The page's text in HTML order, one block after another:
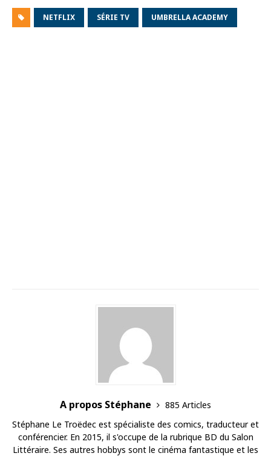
NETFLIX SÉRIE TV UMBRELLA ACADEMY
A propos Stéphane
885 Articles
Stéphane Le Troëdec est spécialiste des comics, traducteur et
conférencier. En 2015, il s'occupe de la rubrique BD du Salon
Littéraire. Ses autres hobbys sont le cinéma fantastique et les